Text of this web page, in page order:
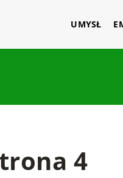
UMYSŁ
4